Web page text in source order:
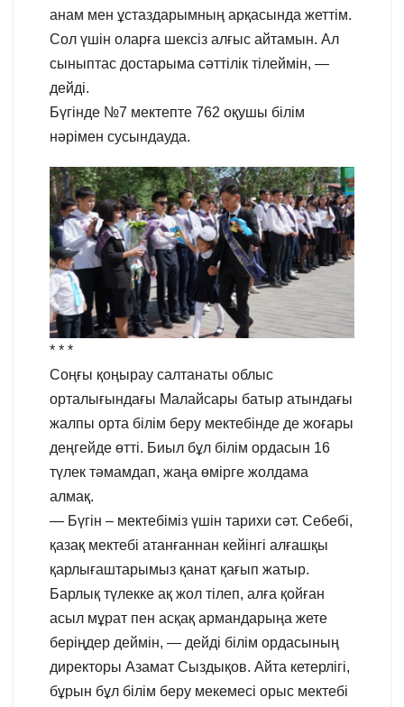
анам мен ұстаздарымның арқасында жеттім.
Сол үшін оларға шексіз алғыс айтамын. Ал
сыныптас достарыма сәттілік тілеймін, —
дейді.
Бүгінде №7 мектепте 762 оқушы білім
нәрімен сусындауда.
* * *
Соңғы қоңырау салтанаты облыс
орталығындағы Малайсары батыр атындағы
жалпы орта білім беру мектебінде де жоғары
деңгейде өтті. Биыл бұл білім ордасын 16
түлек тәмамдап, жаңа өмірге жолдама
алмақ.
— Бүгін – мектебіміз үшін тарихи сәт. Себебі,
қазақ мектебі атанғаннан кейінгі алғашқы
қарлығаштарымыз қанат қағып жатыр.
Барлық түлекке ақ жол тілеп, алға қойған
асыл мұрат пен асқақ армандарыңа жете
беріңдер деймін, — дейді білім ордасының
директоры Азамат Сыздықов. Айта кетерлігі,
бұрын бұл білім беру мекемесі орыс мектебі